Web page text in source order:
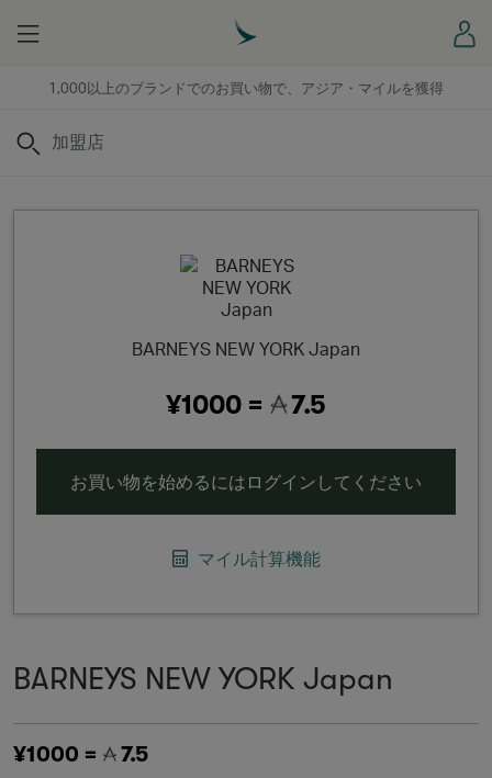
1,000以上のブランドでのお買い物で、アジア・マイルを獲得
Menu
検索
BARNEYS NEW YORK Japan
¥1000 = 7.5
お買い物を始めるにはログインしてください
マイル計算機能
BARNEYS NEW YORK Japan
¥1000 = 7.5